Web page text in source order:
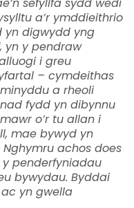
a’r ymddieithrio
yn digwydd yng
yn y pendraw
i greu
– cymdeithas
a rheoli
fydd yn dibynnu
o’r tu allan i
mae bywyd yn
achos does
penderfyniadau
bywydau. Byddai
yn gwella